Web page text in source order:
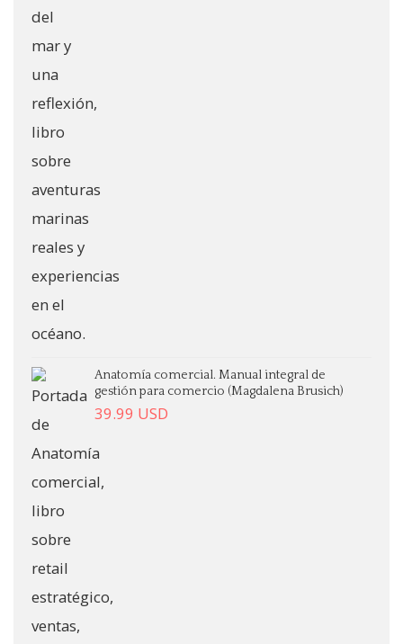
Anatomía comercial. Manual integral de
gestión para comercio (Magdalena Brusich)
39.99 USD